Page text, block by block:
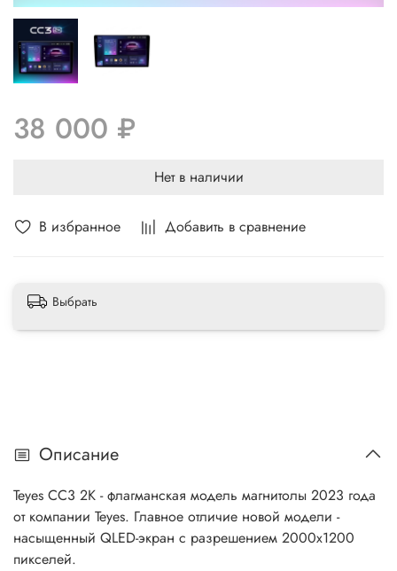
В избранное Добавить в сравнение
38 000 ₽
Нет в наличии
Выбрать
Описание
Teyes CC3 2К - флагманская модель магнитолы 2023 года
от компании Teyes. Главное отличие новой модели -
насыщенный QLED-экран с разрешением 2000х1200
пикселей.